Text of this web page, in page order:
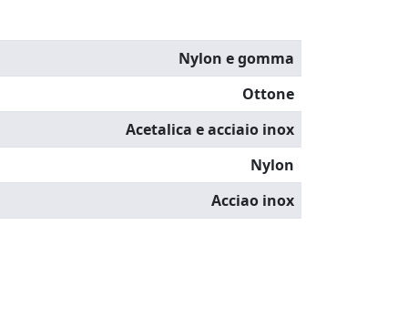
Nylon e gomma
Ottone
Acetalica e acciaio inox
Nylon
Acciao inox